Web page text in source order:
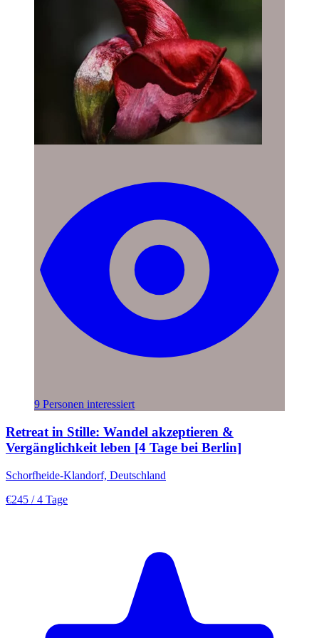
9 Personen interessiert
Retreat in Stille: Wandel akzeptieren &
Vergänglichkeit leben [4 Tage bei Berlin]
Schorfheide-Klandorf, Deutschland
€245 / 4 Tage